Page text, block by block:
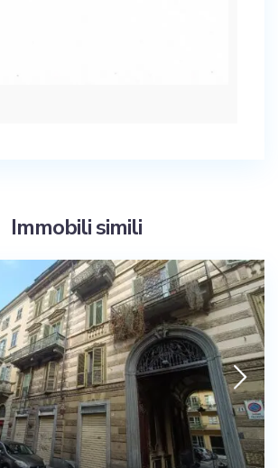
Immobili simili